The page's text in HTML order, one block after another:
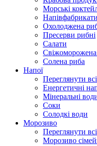
Морські
Охолоджена
Пресерви рибні
Сaлати
Солена риба
Напої
Переглянути
Енергетичні
Мінеральні
Соки
Солодкі води
Морозиво
Переглянути
Морозиво